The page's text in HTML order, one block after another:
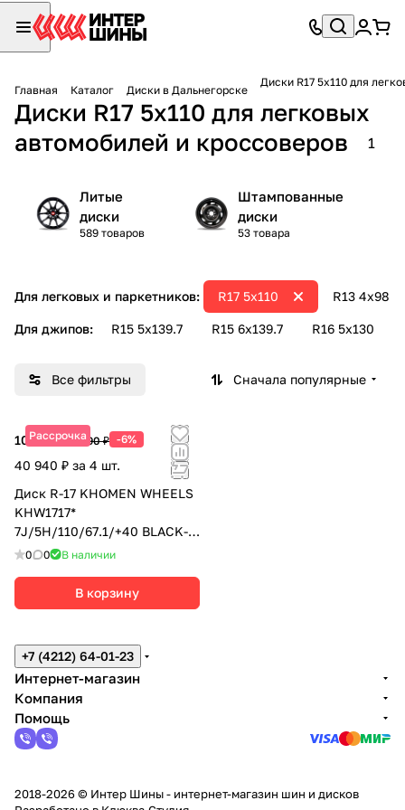
Главная Каталог Диски в Дальнегорске
Диски R17
Диски R17 5х110 для легковых
автомобилей и кроссоверов
1
Литые
диски
589 товаров
Штампованные
диски
53 товара
Для легковых и паркетников: R13 4х98
R17 5х110
Для джипов: R15 5х139.7 R15 6х139.7 R16 5х130
Все фильтры Сначала популярные
Рассрочка
10 235 ₽10 890 ₽ -6%
40 940 ₽ за 4 шт.
Диск R-17 KHOMEN WHEELS
KHW1717*
7J/5H/110/67.1/+40 BLACK-
FP0 0 В наличии
В корзину
+7 (4212) 64-01-23
Интернет-магазин
Компания
Помощь
2018-2026 © Интер Шины - интернет-магазин шин и дисков